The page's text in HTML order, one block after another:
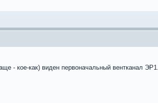
- кое-как) виден первоначальный вентканал ЭР1.